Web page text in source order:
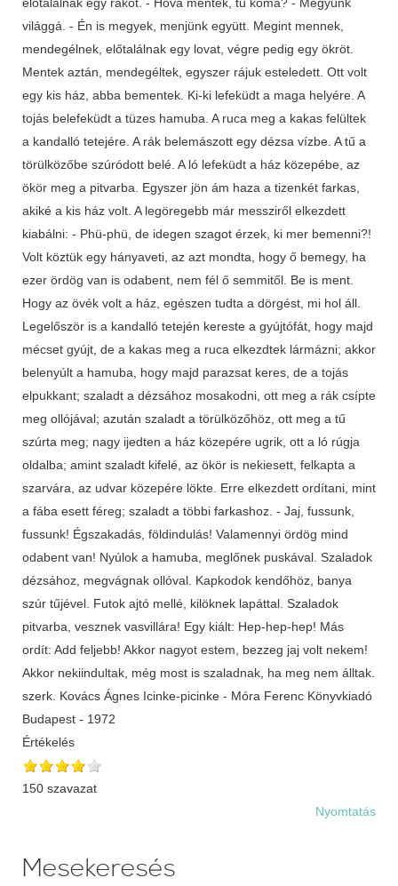
világgá. - Én is megyek, menjünk együtt. Megint mennek,
mendegélnek, előtalálnak egy lovat, végre pedig egy ökröt.
Mentek aztán, mendegéltek, egyszer rájuk esteledett. Ott volt
egy kis ház, abba bementek. Ki-ki lefeküdt a maga helyére. A
tojás belefeküdt a tüzes hamuba. A ruca meg a kakas felültek
a kandalló tetejére. A rák belemászott egy dézsa vízbe. A tű a
törülközőbe szúródott belé. A ló lefeküdt a ház közepébe, az
ökör meg a pitvarba. Egyszer jön ám haza a tizenkét farkas,
akiké a kis ház volt. A legöregebb már messziről elkezdett
kiabálni: - Phü-phü, de idegen szagot érzek, ki mer bemenni?!
Volt köztük egy hányaveti, az azt mondta, hogy ő bemegy, ha
ezer ördög van is odabent, nem fél ő semmitől. Be is ment.
Hogy az övék volt a ház, egészen tudta a dörgést, mi hol áll.
Legelőször is a kandalló tetején kereste a gyújtófát, hogy majd
mécset gyújt, de a kakas meg a ruca elkezdtek lármázni; akkor
belenyúlt a hamuba, hogy majd parazsat keres, de a tojás
elpukkant; szaladt a dézsához mosakodni, ott meg a rák csípte
meg ollójával; azután szaladt a törülközőhöz, ott meg a tű
szúrta meg; nagy ijedten a ház közepére ugrik, ott a ló rúgja
oldalba; amint szaladt kifelé, az ökör is nekiesett, felkapta a
szarvára, az udvar közepére lökte. Erre elkezdett ordítani, mint
a fába esett féreg; szaladt a többi farkashoz. - Jaj, fussunk,
fussunk! Égszakadás, földindulás! Valamennyi ördög mind
odabent van! Nyúlok a hamuba, meglőnek puskával. Szaladok
dézsához, megvágnak ollóval. Kapkodok kendőhöz, banya
szúr tűjével. Futok ajtó mellé, kilöknek lapáttal. Szaladok
pitvarba, vesznek vasvillára! Egy kiált: Hep-hep-hep! Más
ordít: Add feljebb! Akkor nagyot estem, bezzeg jaj volt nekem!
Akkor nekiindultak, még most is szaladnak, ha meg nem álltak.
szerk. Kovács Ágnes Icinke-picinke - Móra Ferenc Könyvkiadó
Budapest - 1972
Értékelés
150 szavazat
Nyomtatás
Mesekeresés